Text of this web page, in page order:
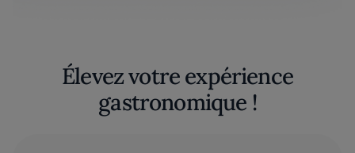
Élevez votre expérience
gastronomique !